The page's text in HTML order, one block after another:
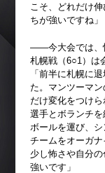
こそ、どれだけ
ちが強いですね」
――今大会では、
札幌戦（6○1）は
「前半に札幌に
た。マンツーマ
だけ変化をつけら
選手とボランチ
ボールを運び、シ
チームをオーガ
少し怖さや自分
強いです」